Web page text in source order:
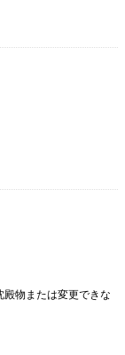
物または変更できな